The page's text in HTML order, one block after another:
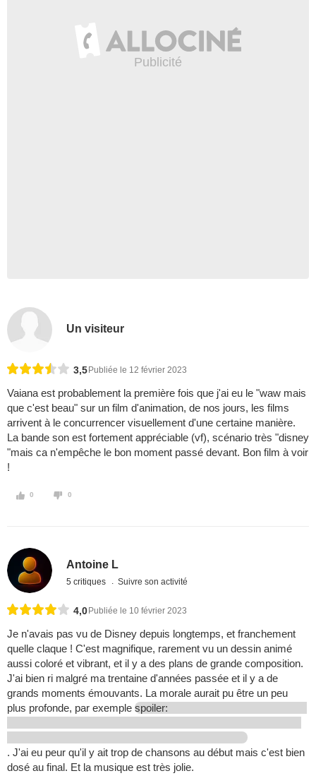
Un visiteur
3,5 Publiée le 12 février 2023
Vaiana est probablement la première fois que j'ai eu le "waw mais
que c'est beau" sur un film d'animation, de nos jours, les films
arrivent à le concurrencer visuellement d'une certaine manière.
La bande son est fortement appréciable (vf), scénario très "disney
"mais ca n'empêche le bon moment passé devant. Bon film à voir
!
0 0
Antoine L
5 critiques Suivre son activité
4,0 Publiée le 10 février 2023
Je n'avais pas vu de Disney depuis longtemps, et franchement
quelle claque ! C'est magnifique, rarement vu un dessin animé
aussi coloré et vibrant, et il y a des plans de grande composition.
J'ai bien ri malgré ma trentaine d'années passée et il y a de
grands moments émouvants. La morale aurait pu être un peu
plus profonde, par exemple spoiler:
. J'ai eu peur qu'il y ait trop de chansons au début mais c'est bien
dosé au final. Et la musique est très jolie.